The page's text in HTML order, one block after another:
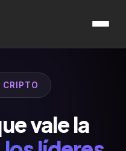
CRIPTO
vale la